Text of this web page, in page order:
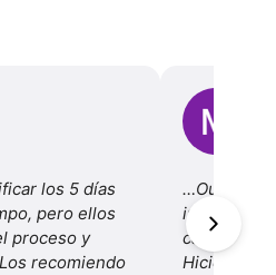
los 5 días
pero ellos
proceso y
recomiendo
…Outdoor
increíble y
caminata
Hicieron